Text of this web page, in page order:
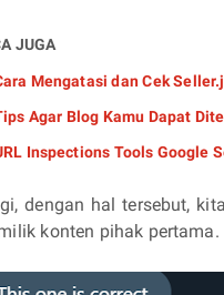
JUGA
Mengatasi dan Cek
Agar Blog Kamu Dapat
Inspections Tools Google
dengan hal tersebut,
konten pihak pertama.